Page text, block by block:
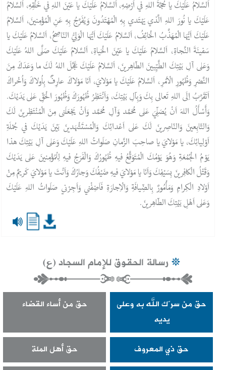
اَلسَّلامُ عَلَيْكَ يا حُجَّةَ اللهِ في اَرْضِهِ، اَلسَّلامُ عَلَيْكَ يا عَيْنَ اللهِ في خَلْقِهِ، اَلسَّلامُ
عَلَيْكَ يا نُورَ اللهِ الَّذي يَهْتَدي بِهِ الْمُهْتَدُونَ وَيُفَرَّجُ بِهِ عَنِ الْمُؤْمِنينَ، اَلسَّلامُ
عَلَيْكَ اَيُّهَا الْمُهَذَّبُ الْخائِفُ، اَلسَّلامُ عَلَيْكَ اَيُّهَا الْوَلِيُّ النّاصِحُ، اَلسَّلامُ عَلَيْكَ يا
سَفينَةَ النَّجاةِ، اَلسَّلامُ عَلَيْكَ يا عَيْنَ الْحَياةِ، اَلسَّلامُ عَلَيْكَ صَلَّى اللهُ عَلَيْكَ
وَعَلى آلِ بَيْتِكَ الطَّيِّبينَ الطّاهِرينَ، اَلسَّلامُ عَلَيْكَ عَجَّلَ اللهُ لَكَ ما وَعَدَكَ مِنَ
النَّصْرِ وَظُهُورِ الْاَمْرِ، اَلسَّلامُ عَلَيْكَ يا مَوْلايَ، اَنَا مَوْلاكَ عارِفٌ بِاُولاكَ وَاُخْراكَ
اَتَقَرَّبُ اِلَى اللهِ تَعالى بِكَ وَبِآلِ بَيْتِكَ، وَاَنْتَظِرُ ظُهُورَكَ وَظُهُورَ الْحَقِّ عَلى يَدَيْكَ.
وَأَسْأَلُ اللهَ اَنْ يُصَلِّيَ عَلى مُحَمَّد وَآلِ مُحَمَّد وَاَنْ يَجْعَلَنى مِنَ الْمُنْتَظِرينَ لَكَ
وَالتّابِعينَ وَالنّاصِرينَ لَكَ عَلى اَعْدائِكَ وَالْمُسْتَشْهَدينَ بَيْنَ يَدَيْكَ في جُمْلَةِ
اَوْلِيائِكَ، يا مَوْلايَ يا صاحِبَ الزَّمانِ صَلَواتُ اللهِ عَلَيْكَ وَعَلى آلِ بَيْتِكَ هذا
يَوْمُ الْجُمُعَةِ وَهُوَ يَوْمُكَ الْمُتَوَقَّعُ فيهِ ظُهُورُكَ وَالْفَرَجُ فيهِ لِلْمُؤْمِنينَ عَلى يَدَيْكَ
وَقَتْلُ الْكافِرينَ بِسَيْفِكَ وَاَنَا يا مَوْلايَ فيهِ ضَيْفُكَ وَجارُكَ وَاَنْتَ يا مَوْلايَ كَريمٌ مِنْ
اَوْلادِ الْكِرامِ وَمَأْمُورٌ بِالضِّيافَةِ وَالْاِجارَةِ فَاَضِفْني وَاَجِرْني صَلَواتُ اللهِ عَلَيْكَ
وَعَلى اَهْلِ بَيْتِكَ الطّاهِرينَ.
رسالة الحقوق للإمام السجاد (ع)
حق من سرّك الله به وعلى
يديه
حق من أساء القضاء
حق ذي المعروف
حق أهل الملة